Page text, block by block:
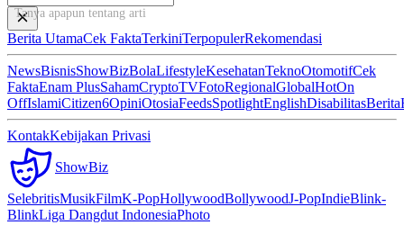
Tanya apapun tentang artikel ini...
Berita UtamaCek FaktaTerkiniTerpopulerRekomendasi
NewsBisnisShowBizBolaLifestyleKesehatanTeknoOtomotifCek
FaktaEnam PlusSahamCryptoTVFotoRegionalGlobalHotOn
OffIslamiCitizen6OpiniOtosiaFeedsSpotlightEnglishDisabilitasBerita
KontakKebijakan Privasi
ShowBiz
SelebritisMusikFilmK-PopHollywoodBollywoodJ-PopIndieBlink-
BlinkLiga Dangdut IndonesiaPhoto